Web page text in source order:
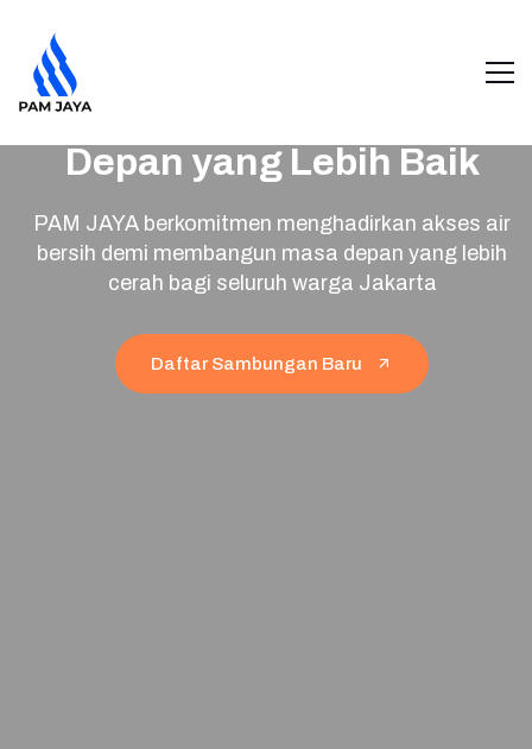
Air Bersih untuk Masa
Depan yang Lebih Baik
PAM JAYA berkomitmen menghadirkan akses air
bersih demi membangun masa depan yang lebih
cerah bagi seluruh warga Jakarta
Daftar Sambungan Baru